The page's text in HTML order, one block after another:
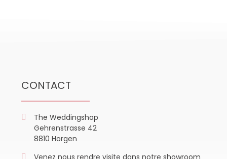
CONTACT
The Weddingshop
Gehrenstrasse 42
8810 Horgen